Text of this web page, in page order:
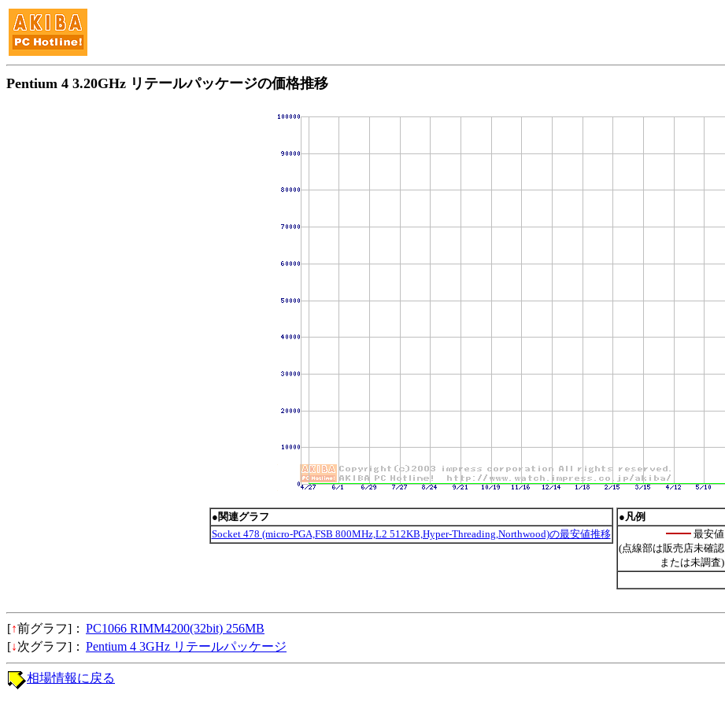
Pentium 4 3.20GHz リテールパッケージの価格推移
●関連グラフ
Socket 478 (micro-PGA,FSB 800MHz,L2 512KB,Hyper-Threading,Northwood)の最安値推移
●凡例
最安値
(点線部は販売店未確認
または未調査)
[↑前グラフ]： PC1066 RIMM4200(32bit) 256MB
[↓次グラフ]： Pentium 4 3GHz リテールパッケージ
相場情報に戻る